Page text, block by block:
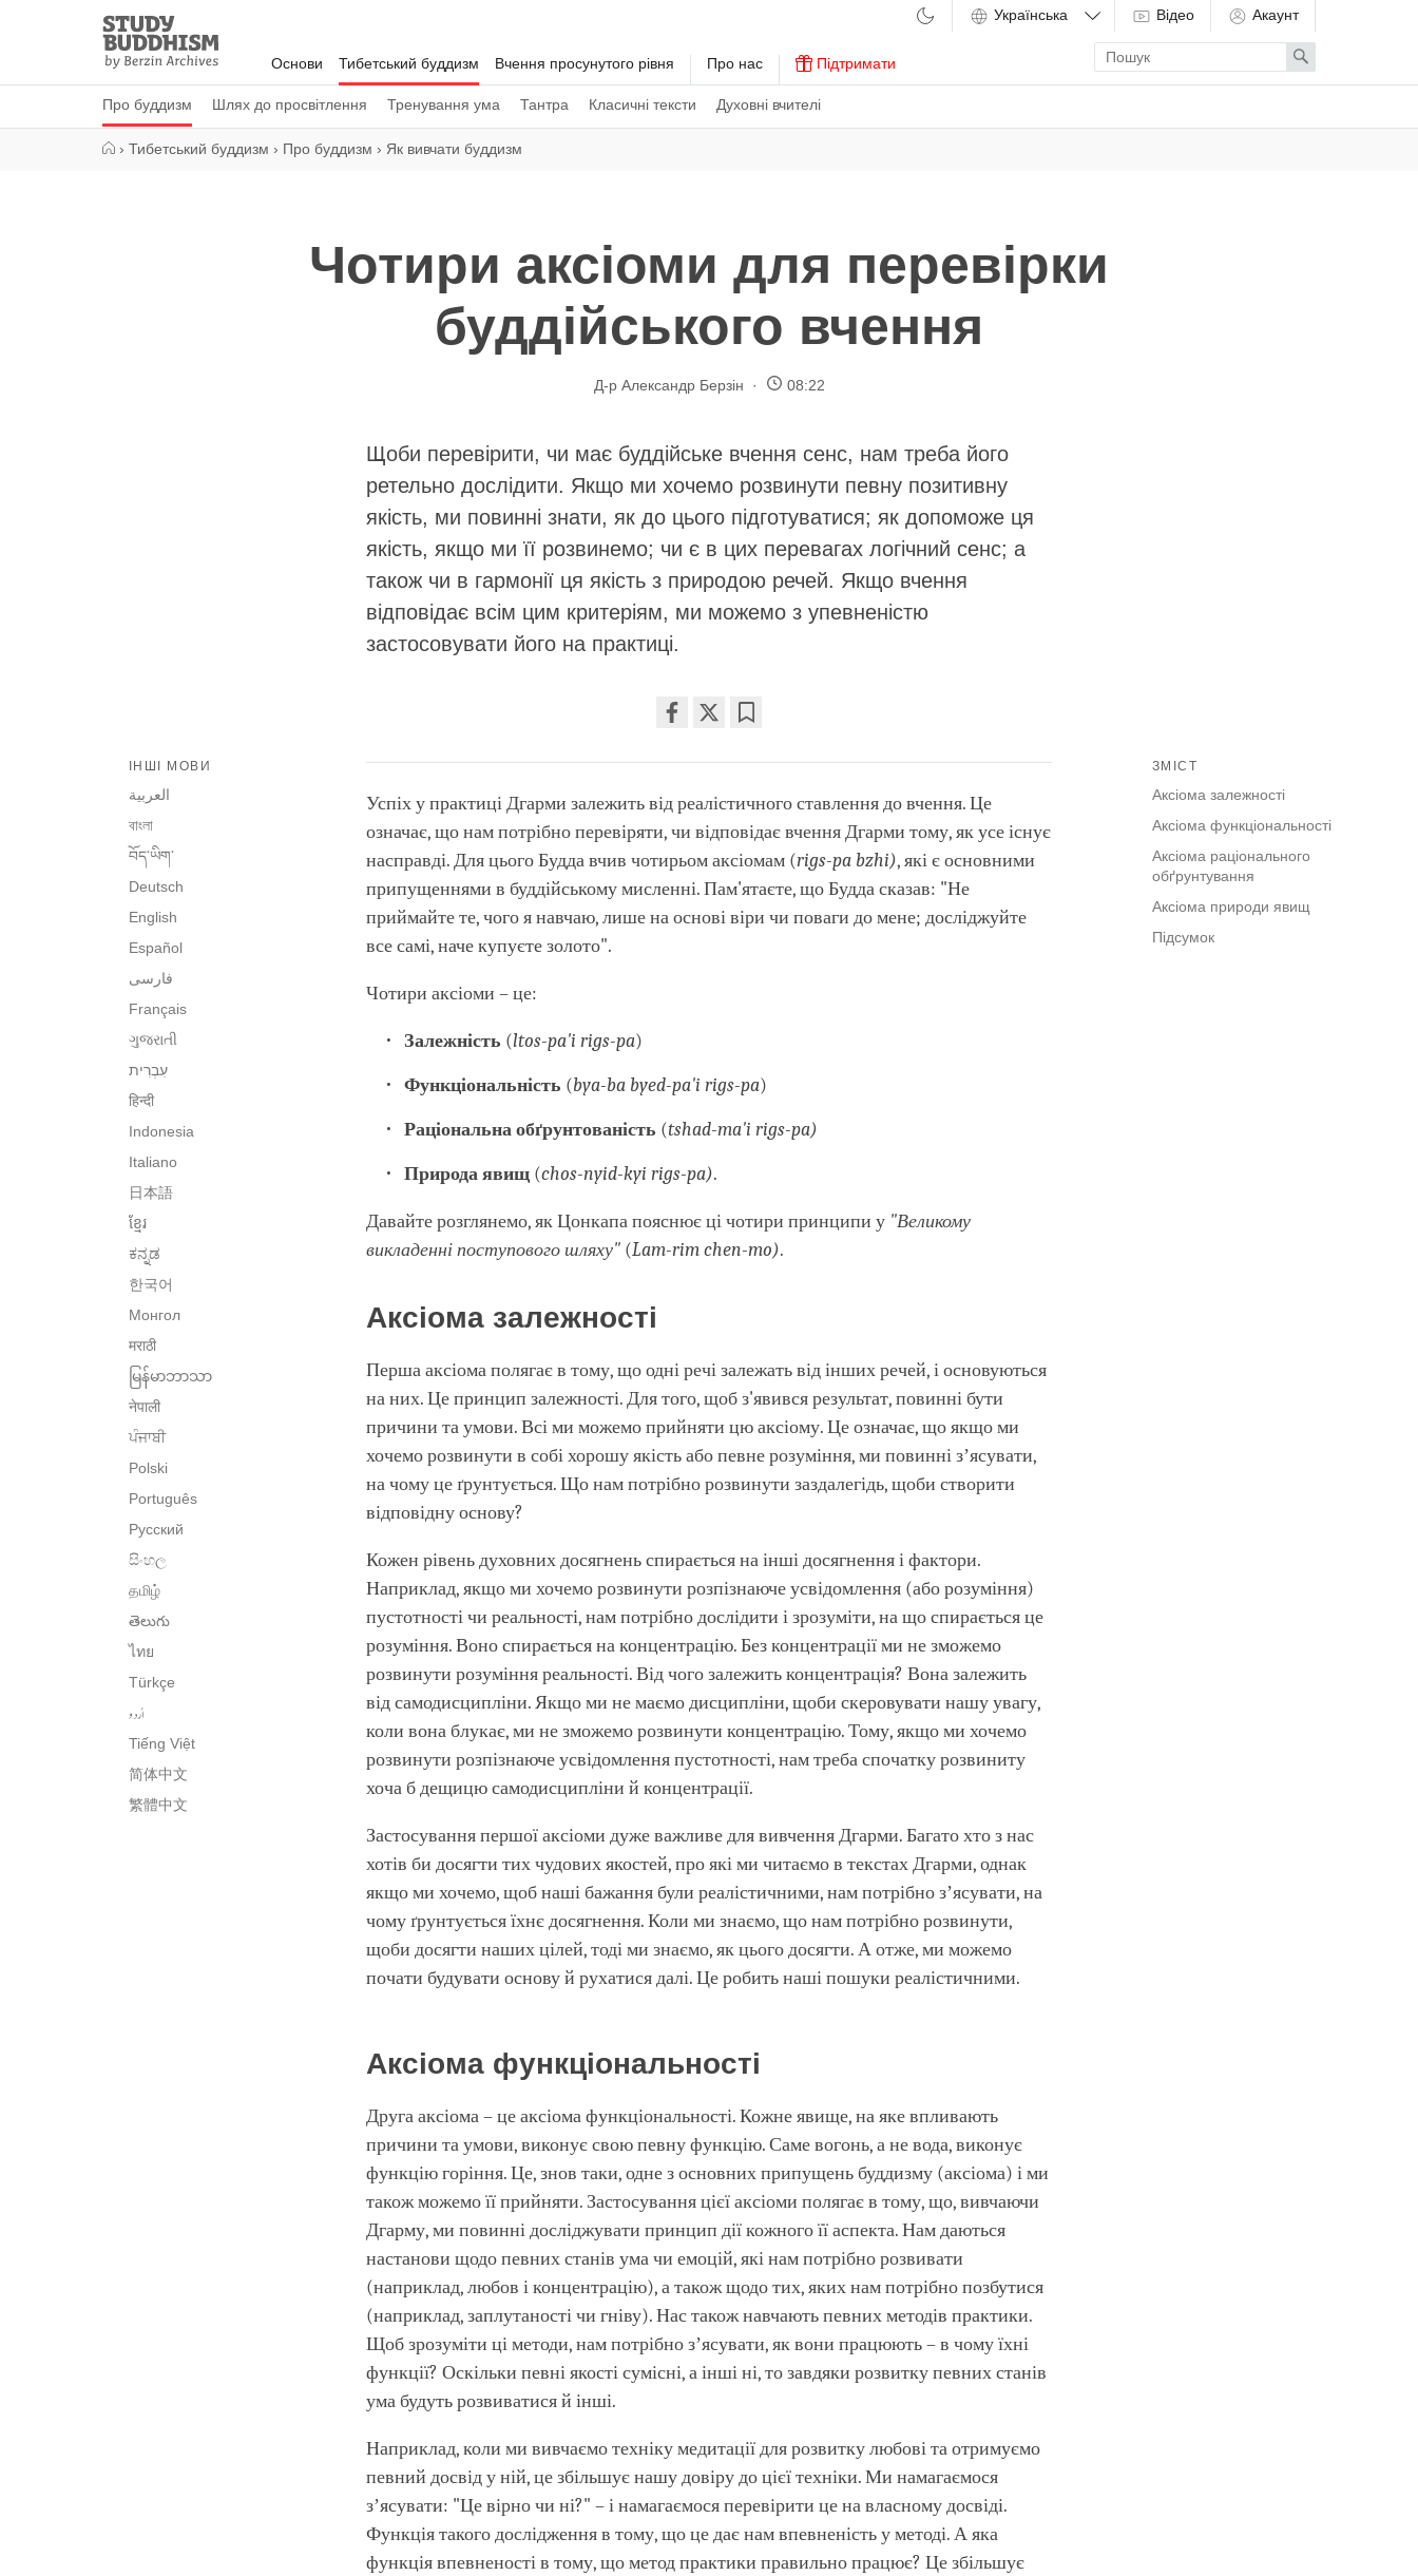
Study
Buddhism
Home
Основи Тибетський буддизм
Про буддизм Шлях до просвітлення Тренування ума Тантра Класичні тексти Духовні вчителі
Вчення просунутого рівня Про нас Підтримати
Відео Акаунт
Enter
search
term
Search
› Тибетський буддизм › Про буддизм › Як вивчати буддизм
Чотири аксіоми для перевірки
буддійського вчення
Д-р Александр Берзін 08:22
Щоби перевірити, чи має буддійське вчення сенс, нам треба його
ретельно дослідити. Якщо ми хочемо розвинути певну позитивну
якість, ми повинні знати, як до цього підготуватися; як допоможе ця
якість, якщо ми її розвинемо; чи є в цих перевагах логічний сенс; а
також чи в гармонії ця якість з природою речей. Якщо вчення
відповідає всім цим критеріям, ми можемо з упевненістю
застосовувати його на практиці.
on
facebook
ЗМІСТ
Аксіома залежності
Аксіома функціональності
Аксіома раціонального
обґрунтування
Аксіома природи явищ
Підсумок
ІНШІ МОВИ
العربية
বাংলা
བོད་ཡིག་
Deutsch
English
Español
فارسی
Français
ગુજરાતી
हिन्दी
Indonesia
Italiano
日本語
ខ្មែរ
ಕನ್ನಡ
한국어
Монгол
मराठी
မြန်မာဘာသာ
नेपाली
ਪੰਜਾਬੀ
Polski
Português
Русский
සිංහල
தமிழ்
తెలుగు
ไทย
Türkçe
اُردو
Tiếng Việt
简体中文
繁體中文
Успіх у практиці Дгарми залежить від реалістичного ставлення до вчення. Це
означає, що нам потрібно перевіряти, чи відповідає вчення Дгарми тому, як усе існує
насправді. Для цього Будда вчив чотирьом аксіомам (rigs-pa bzhi), які є основними
припущеннями в буддійському мисленні. Пам'ятаєте, що Будда сказав: "Не
приймайте те, чого я навчаю, лише на основі віри чи поваги до мене; досліджуйте
все самі, наче купуєте золото".
Чотири аксіоми – це:
Залежність (ltos-pa'i rigs-pa)
Функціональність (bya-ba byed-pa'i rigs-pa)
Раціональна обґрунтованість (tshad-ma'i rigs-pa)
Природа явищ (chos-nyid-kyi rigs-pa).
Давайте розглянемо, як Цонкапа пояснює ці чотири принципи у "Великому
викладенні поступового шляху" (Lam-rim chen-mo).
Аксіома залежності
Перша аксіома полягає в тому, що одні речі залежать від інших речей, і основуються
на них. Це принцип залежності. Для того, щоб з'явився результат, повинні бути
причини та умови. Всі ми можемо прийняти цю аксіому. Це означає, що якщо ми
хочемо розвинути в собі хорошу якість або певне розуміння, ми повинні зʼясувати,
на чому це ґрунтується. Що нам потрібно розвинути заздалегідь, щоби створити
відповідну основу?
Кожен рівень духовних досягнень спирається на інші досягнення і фактори.
Наприклад, якщо ми хочемо розвинути розпізнаюче усвідомлення (або розуміння)
пустотності чи реальності, нам потрібно дослідити і зрозуміти, на що спирається це
розуміння. Воно спирається на концентрацію. Без концентрації ми не зможемо
розвинути розуміння реальності. Від чого залежить концентрація? Вона залежить
від самодисципліни. Якщо ми не маємо дисципліни, щоби скеровувати нашу увагу,
коли вона блукає, ми не зможемо розвинути концентрацію. Тому, якщо ми хочемо
розвинути розпізнаюче усвідомлення пустотності, нам треба спочатку розвиниту
хоча б дещицю самодисципліни й концентрації.
Застосування першої аксіоми дуже важливе для вивчення Дгарми. Багато хто з нас
хотів би досягти тих чудових якостей, про які ми читаємо в текстах Дгарми, однак
якщо ми хочемо, щоб наші бажання були реалістичними, нам потрібно зʼясувати, на
чому ґрунтується їхнє досягнення. Коли ми знаємо, що нам потрібно розвинути,
щоби досягти наших цілей, тоді ми знаємо, як цього досягти. А отже, ми можемо
почати будувати основу й рухатися далі. Це робить наші пошуки реалістичними.
Аксіома функціональності
Друга аксіома – це аксіома функціональності. Кожне явище, на яке впливають
причини та умови, виконує свою певну функцію. Саме вогонь, а не вода, виконує
функцію горіння. Це, знов таки, одне з основних припущень буддизму (аксіома) і ми
також можемо її прийняти. Застосування цієї аксіоми полягає в тому, що, вивчаючи
Дгарму, ми повинні досліджувати принцип дії кожного її аспекта. Нам даються
настанови щодо певних станів ума чи емоцій, які нам потрібно розвивати
(наприклад, любов і концентрацію), а також щодо тих, яких нам потрібно позбутися
(наприклад, заплутаності чи гніву). Нас також навчають певних методів практики.
Щоб зрозуміти ці методи, нам потрібно зʼясувати, як вони працюють – в чому їхні
функції? Оскільки певні якості сумісні, а інші ні, то завдяки розвитку певних станів
ума будуть розвиватися й інші.
Наприклад, коли ми вивчаємо техніку медитації для розвитку любові та отримуємо
певний досвід у ній, це збільшує нашу довіру до цієї техніки. Ми намагаємося
зʼясувати: "Це вірно чи ні?" – і намагаємося перевірити це на власному досвіді.
Функція такого дослідження в тому, що це дає нам впевненість у методі. А яка
функція впевненості в тому, що метод практики правильно працює? Це збільшує